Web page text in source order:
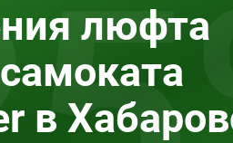
люфта
в